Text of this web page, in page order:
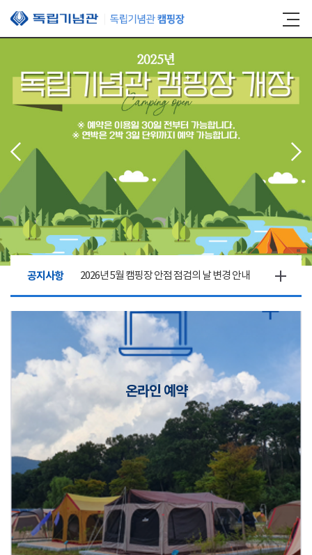
본문 바로가기
공지사항 2026년 5월 캠핑장 안점 점검의 날 변경 안내
캠핑장(9월1일~6일) 미운영 공지
2026년 5월 캠핑장 안점 점검의 날 변경 안내
캠핑장(9월1일~6일) 미운영 공지
2026년 5월 캠핑장 안점 점검의 날 변경 안내
온라인 예약